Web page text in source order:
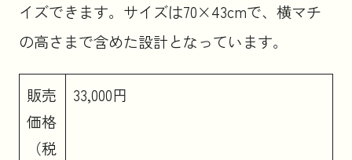
イズできます。サイズは70×43cmで、横マチ
の高さまで含めた設計となっています。
販売
価格
（税
33,000円